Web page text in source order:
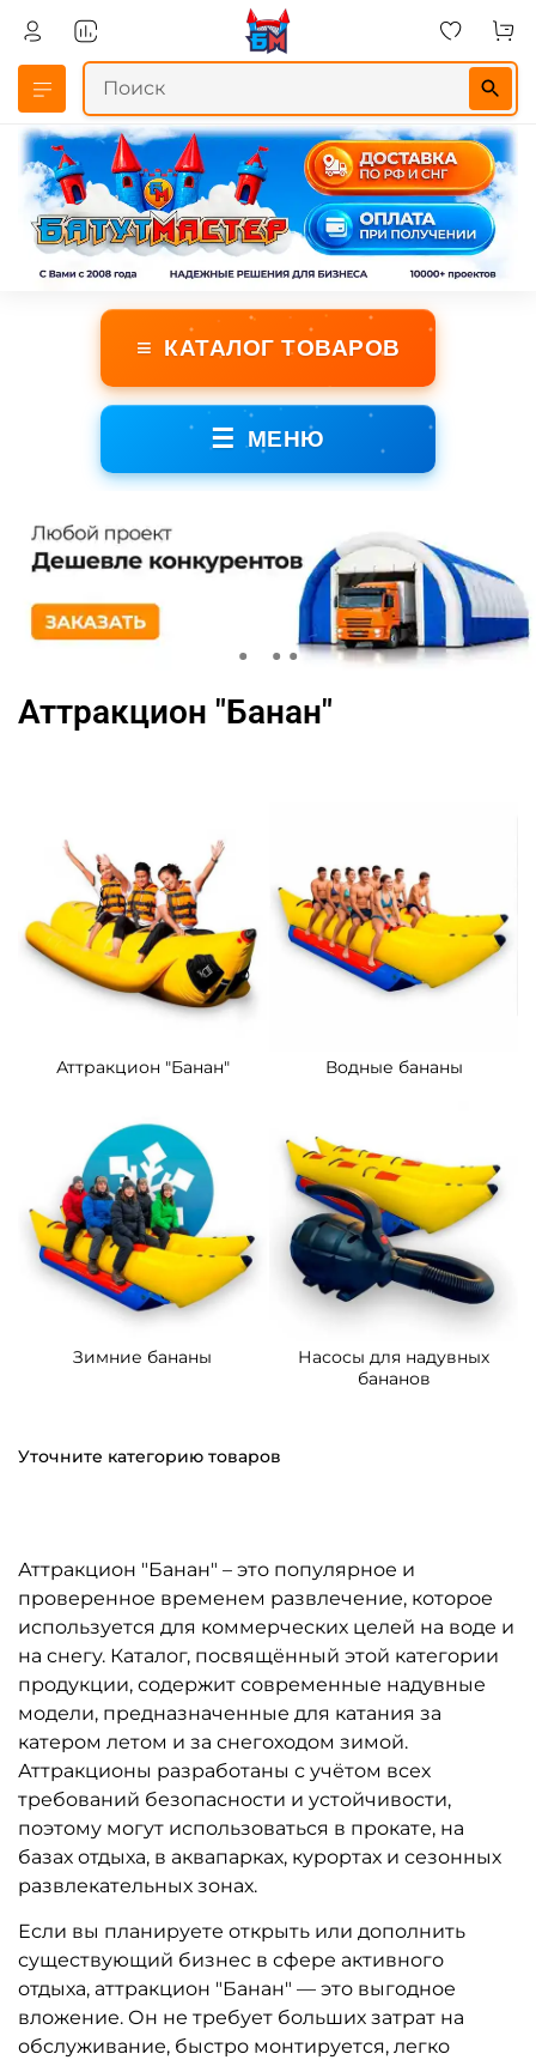
≡ КАТАЛОГ ТОВАРОВ
☰ МЕНЮ
Аттракцион "Банан"
Аттракцион "Банан" Водные бананы
Зимние бананы
Насосы для надувных
бананов
Уточните категорию товаров
Аттракцион "Банан" – это популярное и
проверенное временем развлечение, которое
используется для коммерческих целей на воде и
на снегу. Каталог, посвящённый этой категории
продукции, содержит современные надувные
модели, предназначенные для катания за
катером летом и за снегоходом зимой.
Аттракционы разработаны с учётом всех
требований безопасности и устойчивости,
поэтому могут использоваться в прокате, на
базах отдыха, в аквапарках, курортах и сезонных
развлекательных зонах.
Если вы планируете открыть или дополнить
существующий бизнес в сфере активного
отдыха, аттракцион "Банан" — это выгодное
вложение. Он не требует больших затрат на
обслуживание, быстро монтируется, легко